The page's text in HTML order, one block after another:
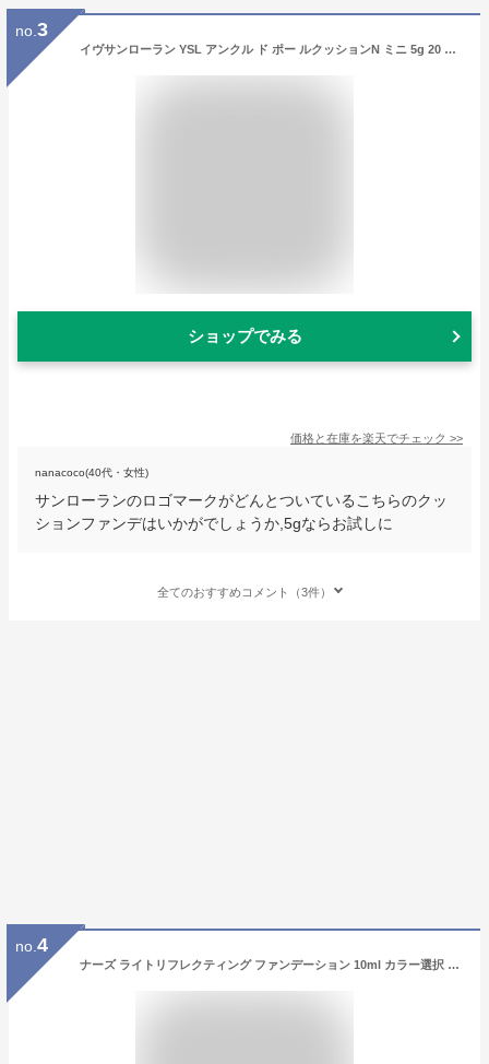
no. 3
イヴサンローラン YSL アンクル ド ポー ルクッションN ミニ 5g 20 やや明るめの肌色 SPF23 PA++ YVES SAINT LAURENT ファンデーション [4181] メール便無料[C][BP5] 【ミニサイズ】 クッションファンデ
ショップでみる
価格と在庫を楽天でチェック >>
nanacoco(40代・女性)
サンローランのロゴマークがどんとついているこちらのクッ
ションファンデはいかがでしょうか,5gならお試しに
全てのおすすめコメント（3件）
no. 4
ナーズ ライトリフレクティング ファンデーション 10ml カラー選択 ミニサイズ NARS ファンデーション メール便無料[B][BP3] リキッドファンデーション お試し サンプル 持ち運び 旅行